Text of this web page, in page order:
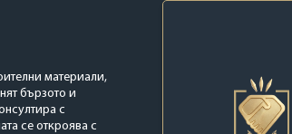
материали,
бързото и
с
се откроява с